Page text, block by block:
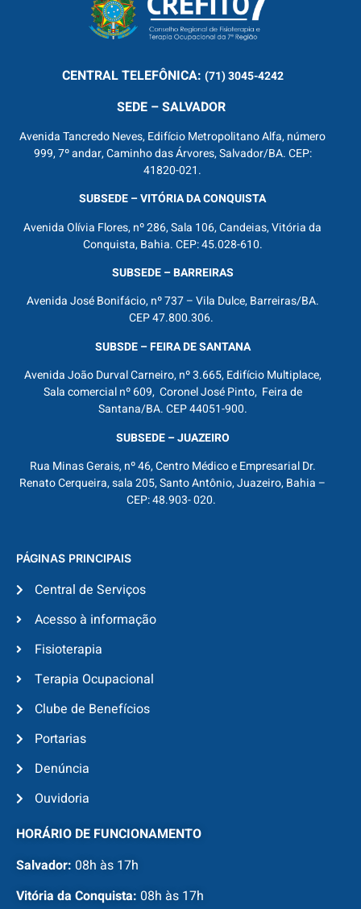
CENTRALTELEFÔNICA: (71) 3045-4242
SEDE – SALVADOR
Avenida Tancredo Neves, Edifício Metropolitano Alfa, número
999, 7º andar, Caminho das Árvores, Salvador/BA. CEP:
41820-021.
SUBSEDE – VITÓRIA DA CONQUISTA
Avenida Olívia Flores, nº 286, Sala 106, Candeias, Vitória da
Conquista, Bahia. CEP: 45.028-610.
SUBSEDE – BARREIRAS
Avenida José Bonifácio, nº 737 – Vila Dulce, Barreiras/BA.
CEP 47.800.306.
SUBSDE – FEIRA DE SANTANA
Avenida João Durval Carneiro, nº 3.665, Edifício Multiplace,
Sala comercial nº 609, Coronel José Pinto, Feira de
Santana/BA. CEP 44051-900.
SUBSEDE – JUAZEIRO
Rua Minas Gerais, nº 46, Centro Médico e Empresarial Dr.
Renato Cerqueira, sala 205, Santo Antônio, Juazeiro, Bahia –
CEP: 48.903- 020.
PÁGINAS PRINCIPAIS
Central de Serviços
Acesso à informação
Fisioterapia
Terapia Ocupacional
Clube de Benefícios
Portarias
Denúncia
Ouvidoria
HORÁRIO DE FUNCIONAMENTO
Salvador: 08h às 17h
Vitória da Conquista: 08h às 17h